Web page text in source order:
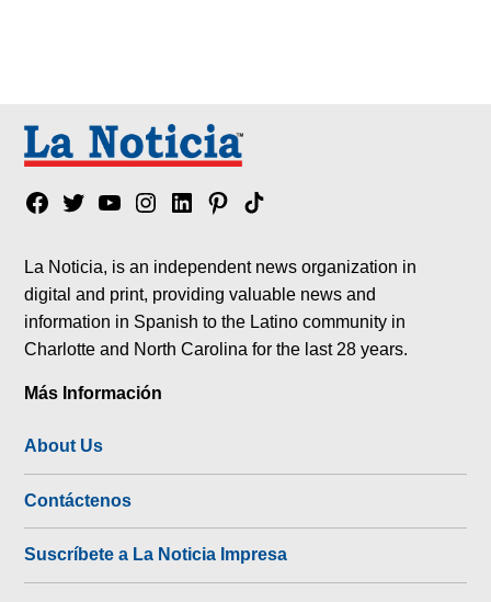
Facebook
TwitterYouTubeInstagram
LinkedinPinterest
Tik
La Noticia, is an independent news organization in
digital and print, providing valuable news and
information in Spanish to the Latino community in
Charlotte and North Carolina for the last 28 years.
Más Información
About Us
Contáctenos
Suscríbete a La Noticia Impresa